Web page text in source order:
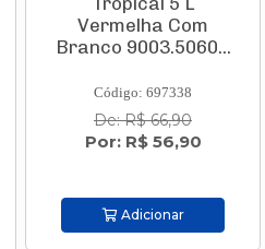
Vermelha Com
Branco 9003.5060...
Código: 697338
De: R$ 66,90
Por: R$ 56,90
Adicionar